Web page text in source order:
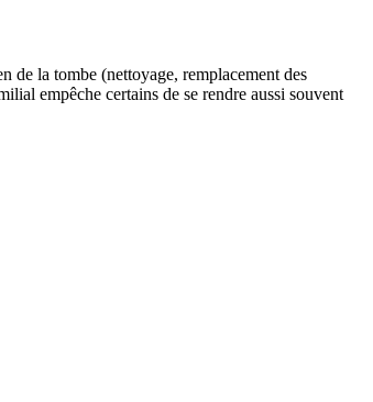
de la tombe (nettoyage, remplacement des
empêche certains de se rendre aussi souvent